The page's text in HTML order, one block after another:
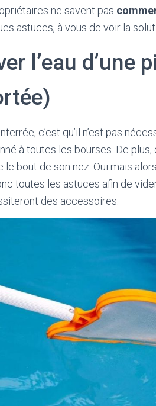
ne savent pas
astuces, à vous de voir la
l’eau d’une
c’est qu’il n’est pas
à toutes les bourses. De
bout de son nez. Oui mais
toutes les astuces afin de
des accessoires.